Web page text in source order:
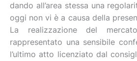
dando all’area stessa una
oggi non vi è a causa della
La realizzazione del
rappresentato una sensibile
l’ultimo atto licenziato dal